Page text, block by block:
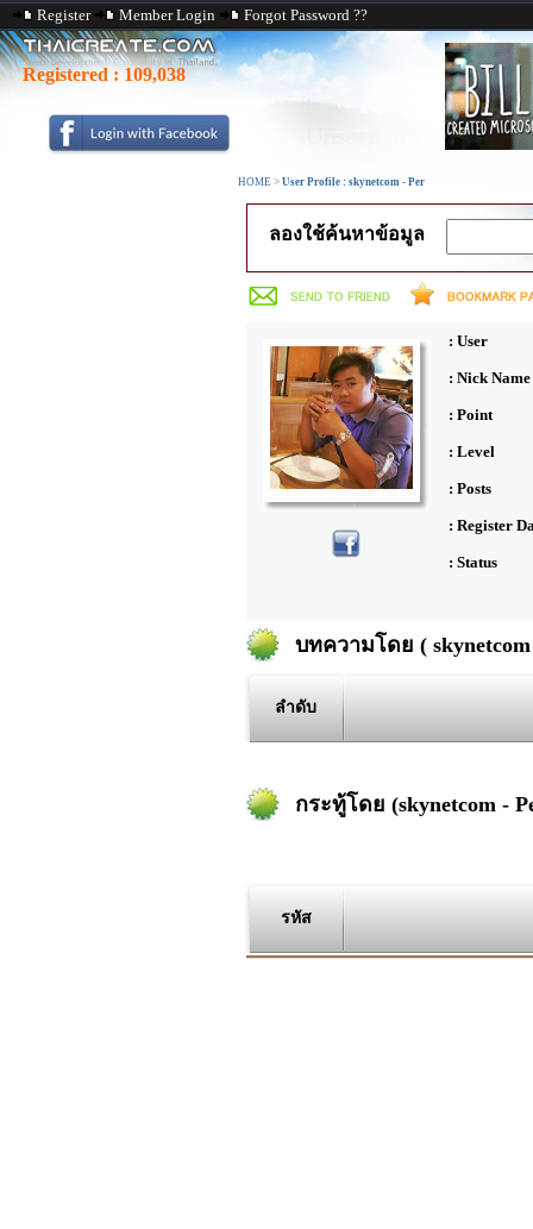
Register Member Login Forgot Password ??
Registered : 109,038
HOME > User Profile : skynetcom - Per
ลองใช้ค้นหาข้อมูล
: User
: Nick Name
: Point
: Level
: Posts
: Register
: Status
บทความโดย ( skynetcom
ลำดับ
กระทู้โดย (skynetcom -
รหัส